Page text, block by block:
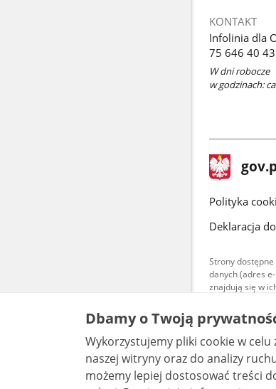
KONTAKT
Infolinia dla
75 646 40 43
W dni robocze
w godzinach:
stopka
gov.pl
Polityka
Deklaracja
Strony
danych (adres
znajdują się w
Dbamy o Twoją
Wykorzystujemy pliki cookie w
naszej witryny oraz do analizy ruchu i
możemy lepiej dostosować treści